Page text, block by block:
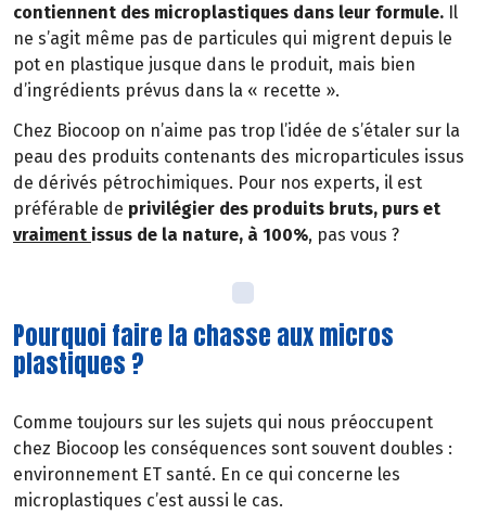
contiennent des microplastiques dans leur formule. Il
ne s’agit même pas de particules qui migrent depuis le
pot en plastique jusque dans le produit, mais bien
d’ingrédients prévus dans la « recette ».
Chez Biocoop on n’aime pas trop l’idée de s’étaler sur la
peau des produits contenants des microparticules issus
de dérivés pétrochimiques. Pour nos experts, il est
préférable de privilégier des produits bruts, purs et
vraiment issus de la nature, à 100%, pas vous ?
Pourquoi faire la chasse aux micros
plastiques ?
Comme toujours sur les sujets qui nous préoccupent
chez Biocoop les conséquences sont souvent doubles :
environnement ET santé. En ce qui concerne les
microplastiques c’est aussi le cas.